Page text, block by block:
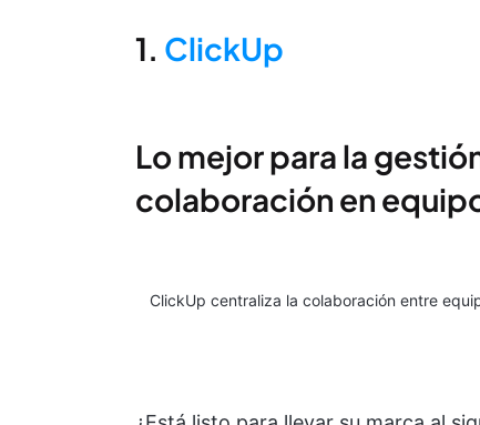
1. ClickUp
Lo mejor para la
colaboración en
ClickUp centraliza la colaboración entre